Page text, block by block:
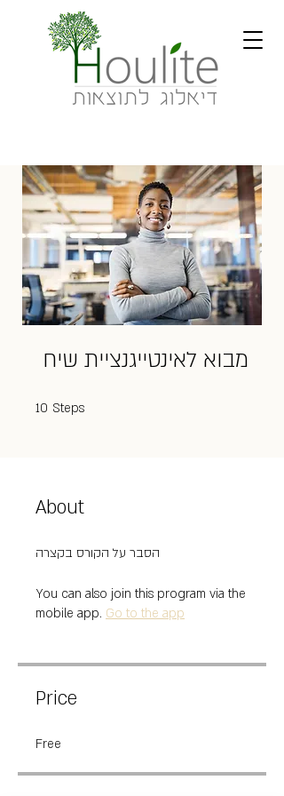
מבוא לאינטייגנציית שיח
10 Steps
About
הסבר על הקורס בקצרה
You can also join this program via the
mobile app. Go to the app
Price
Free